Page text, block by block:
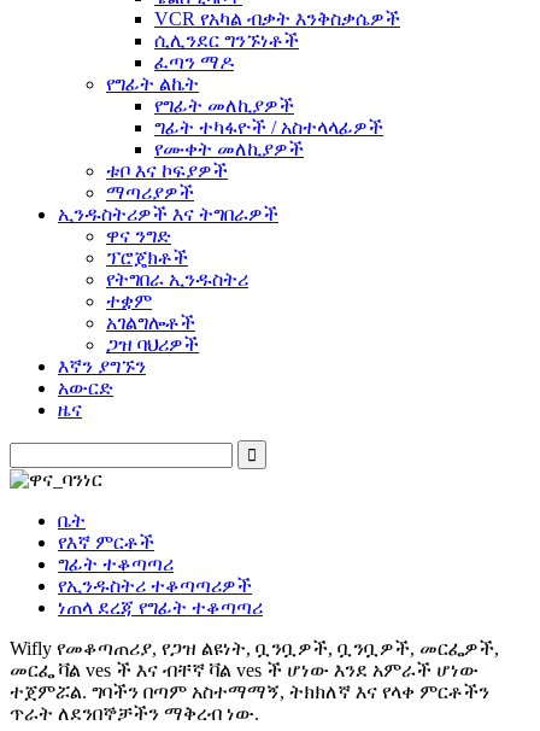
VCR የአካል ብቃት እንቅስቃሴዎች
ሲሊንደር ግንኙነቶች
ፈጣን ማዶ
የግፊት ልኬት
የግፊት መለኪያዎች
ግፊት ተካፋዮች / አስተላላፊዎች
የሙቀት መለኪያዎች
ቱቦ እና ኮፍያዎች
ማጣሪያዎች
ኢንዱስትሪዎች እና ትግበራዎች
ዋና ንግድ
ፕሮጄክቶች
የትግበራ ኢንዱስትሪ
ተቋም
አገልግሎቶች
ጋዝ ባህሪዎች
እኛን ያግኙን
አውርድ
ዜና
ቤት
የእኛ ምርቶች
ግፊት ተቆጣጣሪ
የኢንዱስትሪ ተቆጣጣሪዎች
ነጠላ ደረጃ የግፊት ተቆጣጣሪ
Wifly የመቆጣጠሪያ, የጋዝ ልዩነት, ቧንቧዎች, ቧንቧዎች, መርፌዎች,
መርፌ ቫል ves ች እና ብቸኛ ቫል ves ች ሆነው እንደ አምራች ሆነው
ተጀምሯል. ግባችን በጣም አስተማማኝ, ትክክለኛ እና የላቀ ምርቶችን
ጥራት ለደንበኞቻችን ማቅረብ ነው.